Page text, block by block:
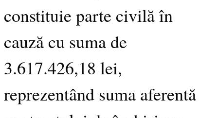
constituie parte civilă în
cauză cu suma de
3.617.426,18 lei,
reprezentând suma aferentă